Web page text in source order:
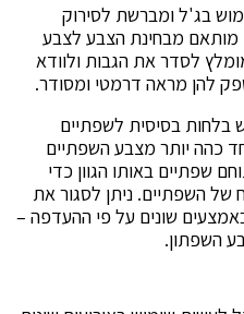
בג'ל ומברשת לסירוק
מותאם מבחינת הצבע לצבע
לסדר את הגבות ולוודא
להן מראה דרמטי ומסודר.
בלחות בסיסית לשפתיים
כהה יותר מצבע השפתיים
שפתיים באותו הגוון כדי
השפתיים. ניתן לסגור את
שונים על פי ההעדפה –
השפתון.